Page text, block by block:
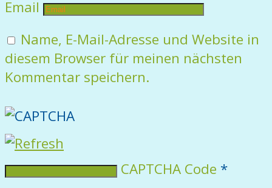
Email
Name, E-Mail-Adresse und Website in
diesem Browser für meinen nächsten
Kommentar speichern.
CAPTCHA Code *